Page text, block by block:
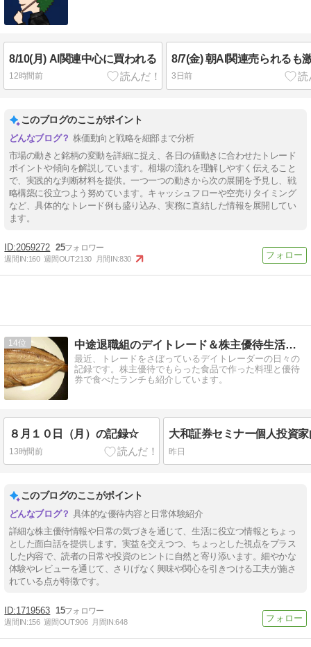
8/10(月) AI関連中心に買われる
12時間前
8/7(金) 朝AI関連売られるも
3日前
このブログのここがポイント
株価動向と戦略を細部まで分析
市場の動きと銘柄の変動を詳細に捉え、各日の値動きに合わせたトレード
ポイントや傾向を解説しています。相場の流れを理解しやすく伝えること
で、実践的な判断材料を提供。一つ一つの動きから次の展開を予見し、戦
略構築に役立つよう努めています。キャッシュフローや空売りタイミング
など、具体的なトレード例も盛り込み、実務に直結した情報を展開してい
ます。
2059272 25
週間IN:160 週間OUT:2130 月間IN:830
14 中途退職組のデイトレード＆株主優待生活日記
最近、トレードをさぼっているデイトレーダーの日々の
記録です。株主優待でもらった食品で作った料理と優待
券で食べたランチも紹介しています。
８月１０日（月）の記録☆
13時間前 昨日
このブログのここがポイント
具体的な優待内容と日常体験紹介
詳細な株主優待情報や日常の気づきを通じて、生活に役立つ情報とちょっ
とした面白話を提供します。実益を交えつつ、ちょっとした視点をプラス
した内容で、読者の日常や投資のヒントに自然と寄り添います。細やかな
体験やレビューを通じて、さりげなく興味や関心を引きつける工夫が施さ
れている点が特徴です。
1719563 15
週間IN:156 週間OUT:906 月間IN:648